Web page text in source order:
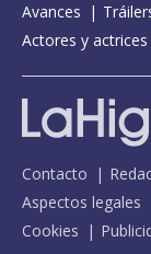
Avances
Actores y actrices
Contacto
Aspectos legales
Cookies